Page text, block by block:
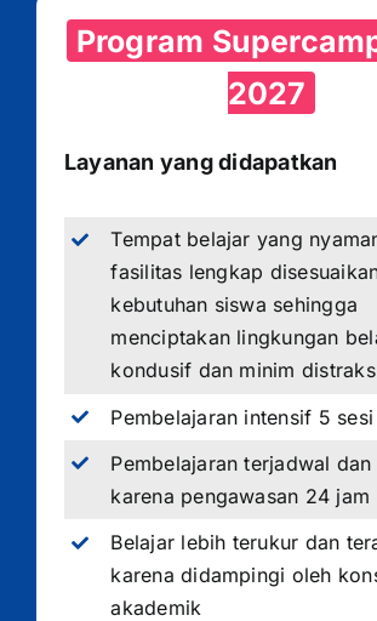
Program
2027
Layanan yang didapatkan
Tempat belajar yang
fasilitas lengkap
kebutuhan siswa sehingga
menciptakan lingkungan
kondusif dan minim
Pembelajaran intensif 5
Pembelajaran terjadwal dan
karena pengawasan 24 jam
Belajar lebih terukur dan
karena didampingi oleh
akademik